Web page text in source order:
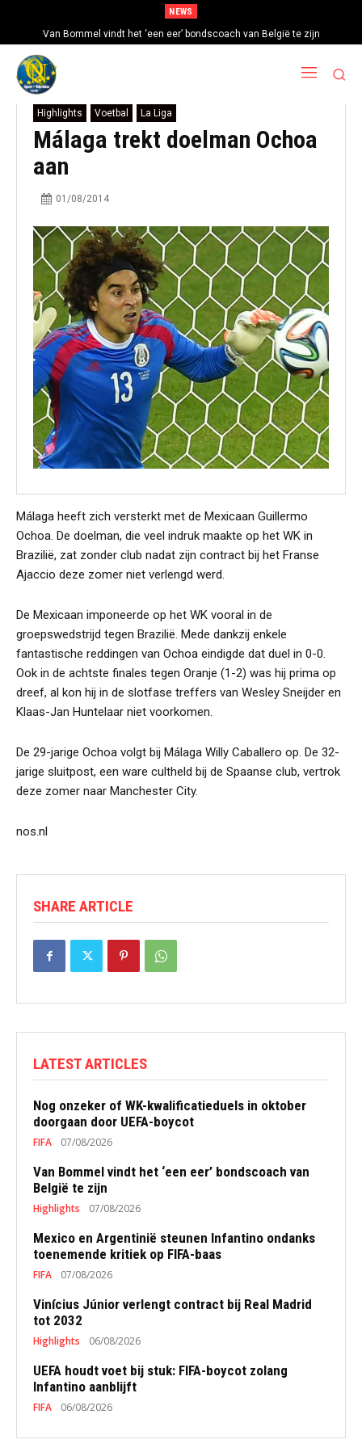
NEWS
Van Bommel vindt het ‘een eer’ bondscoach van België te zijn
Highlights Voetbal La Liga
Málaga trekt doelman Ochoa
aan
01/08/2014
Málaga heeft zich versterkt met de Mexicaan Guillermo
Ochoa. De doelman, die veel indruk maakte op het WK in
Brazilië, zat zonder club nadat zijn contract bij het Franse
Ajaccio deze zomer niet verlengd werd.
De Mexicaan imponeerde op het WK vooral in de
groepswedstrijd tegen Brazilië. Mede dankzij enkele
fantastische reddingen van Ochoa eindigde dat duel in 0-0.
Ook in de achtste finales tegen Oranje (1-2) was hij prima op
dreef, al kon hij in de slotfase treffers van Wesley Sneijder en
Klaas-Jan Huntelaar niet voorkomen.
De 29-jarige Ochoa volgt bij Málaga Willy Caballero op. De 32-
jarige sluitpost, een ware cultheld bij de Spaanse club, vertrok
deze zomer naar Manchester City.
nos.nl
SHARE ARTICLE
LATEST ARTICLES
Nog onzeker of WK-kwalificatieduels in oktober
doorgaan door UEFA-boycot
FIFA 07/08/2026
Van Bommel vindt het ‘een eer’ bondscoach van
België te zijn
Highlights 07/08/2026
Mexico en Argentinië steunen Infantino ondanks
toenemende kritiek op FIFA-baas
FIFA 07/08/2026
Vinícius Júnior verlengt contract bij Real Madrid
tot 2032
Highlights 06/08/2026
UEFA houdt voet bij stuk: FIFA-boycot zolang
Infantino aanblijft
FIFA 06/08/2026